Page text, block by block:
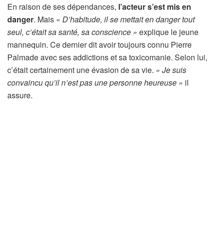
En raison de ses dépendances, l’acteur s’est mis en
danger. Mais « D’habitude, il se mettait en danger tout
seul, c’était sa santé, sa conscience » explique le jeune
mannequin. Ce dernier dit avoir toujours connu Pierre
Palmade avec ses addictions et sa toxicomanie. Selon lui,
c’était certainement une évasion de sa vie. « Je suis
convaincu qu’il n’est pas une personne heureuse » il
assure.